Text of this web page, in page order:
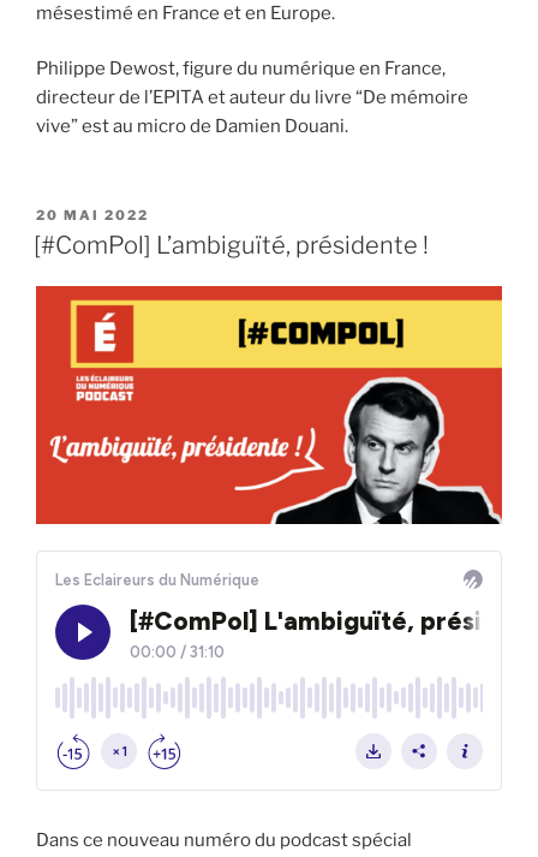
mésestimé en France et en Europe.
Philippe Dewost, figure du numérique en France,
directeur de l’EPITA et auteur du livre “De mémoire
vive” est au micro de Damien Douani.
PUBLIÉ
LE
20 MAI 2022
[#ComPol] L’ambiguïté, présidente !
Dans ce nouveau numéro du podcast spécial